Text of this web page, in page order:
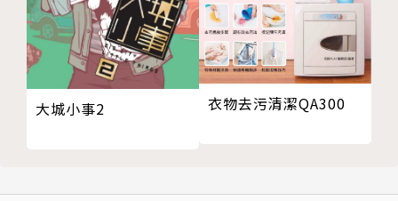
法式國王餅
蘋果澎派
香草鳳梨金角酥
巴塔乳酪球
大城小事2 衣物去污清潔QA300